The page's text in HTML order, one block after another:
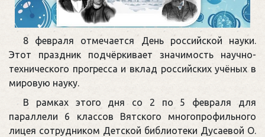
8 февраля отмечается День российской науки.
Этот праздник подчёркивает значимость научно-
технического прогресса и вклад российских учёных в
мировую науку.
В рамках этого дня со 2 по 5 февраля для
параллели 6 классов Вятского многопрофильного
лицея сотрудником Детской библиотеки Дусаевой О.